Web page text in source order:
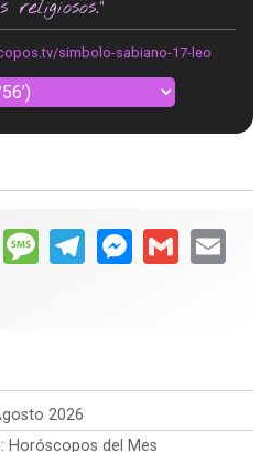
religiosos."
simbolo-sabiano-17-leo
MessageTelegramMessenger
Gmail Email
2026
Horóscopos del Mes